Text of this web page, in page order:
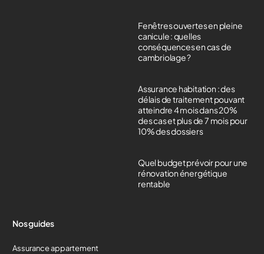
Fenêtres ouvertes en pleine
canicule : quelles
conséquences en cas de
cambriolage ?
Assurance habitation : des
délais de traitement pouvant
atteindre 4 mois dans 20%
des cas et plus de 7 mois pour
10% des dossiers
Quel budget prévoir pour une
rénovation énergétique
rentable
Nos guides
Assurance appartement